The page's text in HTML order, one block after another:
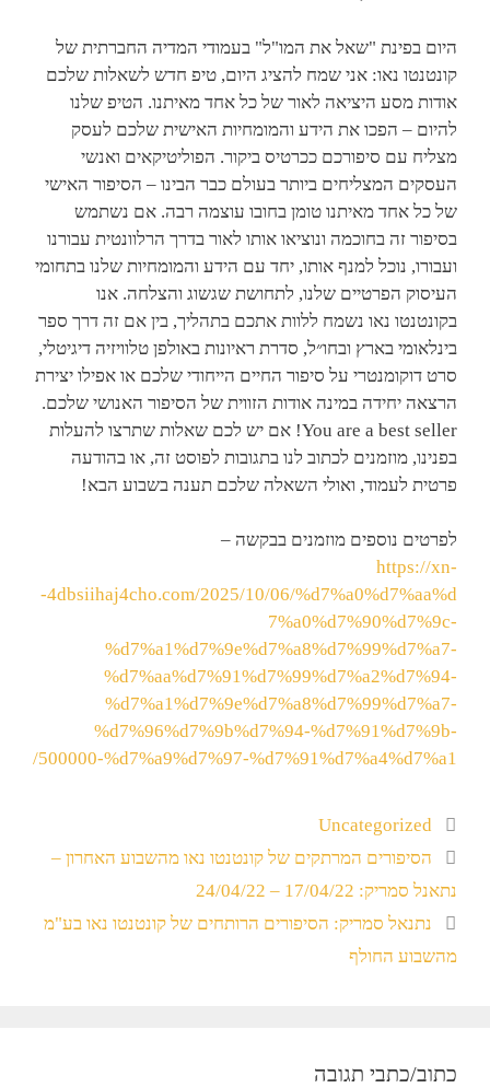
היום בפינת "שאל את המו"ל" בעמודי המדיה החברתית של
קונטנטו נאו: אני שמח להציג היום, טיפ חדש לשאלות שלכם
אודות מסע היציאה לאור של כל אחד מאיתנו. הטיפ שלנו
להיום – הפכו את הידע והמומחיות האישית שלכם לעסק
מצליח עם סיפורכם ככרטיס ביקור. הפוליטיקאים ואנשי
העסקים המצליחים ביותר בעולם כבר הבינו – הסיפור האישי
של כל אחד מאיתנו טומן בחובו עוצמה רבה. אם נשתמש
בסיפור זה בחוכמה ונוציאו אותו לאור בדרך הרלוונטית עבורנו
ועבורו, נוכל למנף אותו, יחד עם הידע והמומחיות שלנו בתחומי
העיסוק הפרטיים שלנו, לתחושת שגשוג והצלחה. אנו
בקונטנטו נאו נשמח ללוות אתכם בתהליך, בין אם זה דרך ספר
בינלאומי בארץ ובחו״ל, סדרת ראיונות באולפן טלוויזיה דיגיטלי,
סרט דוקומנטרי על סיפור החיים הייחודי שלכם או אפילו יצירת
הרצאה יחידה במינה אודות הזווית של הסיפור האנושי שלכם.
You are a best seller! אם יש לכם שאלות שתרצו להעלות
בפנינו, מוזמנים לכתוב לנו בתגובות לפוסט זה, או בהודעה
פרטית לעמוד, ואולי השאלה שלכם תענה בשבוע הבא!
לפרטים נוספים מוזמנים בבקשה –
https://xn-
-4dbsiihaj4cho.com/2025/10/06/%d7%a0%d7%aa%d
7%a0%d7%90%d7%9c-
%d7%a1%d7%9e%d7%a8%d7%99%d7%a7-
%d7%aa%d7%91%d7%99%d7%a2%d7%94-
%d7%a1%d7%9e%d7%a8%d7%99%d7%a7-
%d7%96%d7%9b%d7%94-%d7%91%d7%9b-
500000-%d7%a9%d7%97-%d7%91%d7%a4%d7%a1/
Uncategorized
הסיפורים המרתקים של קונטנטו נאו מהשבוע האחרון –
נתאנל סמריק: 17/04/22 – 24/04/22
נתנאל סמריק: הסיפורים הרותחים של קונטנטו נאו בע"מ
מהשבוע החולף
כתוב/כתבי תגובה